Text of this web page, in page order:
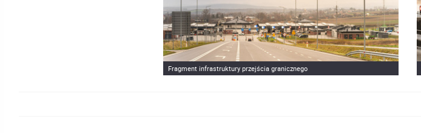
Fragment infrastruktury przejścia granicznego